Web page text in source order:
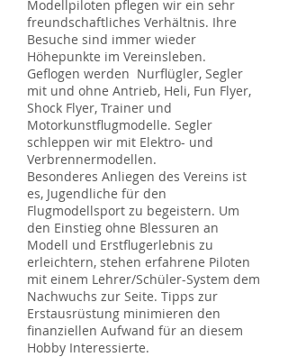
Modellpiloten pflegen wir ein sehr
freundschaftliches Verhältnis. Ihre
Besuche sind immer wieder
Höhepunkte im Vereinsleben.
Geflogen werden Nurflügler, Segler
mit und ohne Antrieb, Heli, Fun Flyer,
Shock Flyer, Trainer und
Motorkunstflugmodelle. Segler
schleppen wir mit Elektro- und
Verbrennermodellen.
Besonderes Anliegen des Vereins ist
es, Jugendliche für den
Flugmodellsport zu begeistern. Um
den Einstieg ohne Blessuren an
Modell und Erstflugerlebnis zu
erleichtern, stehen erfahrene Piloten
mit einem Lehrer/Schüler-System dem
Nachwuchs zur Seite. Tipps zur
Erstausrüstung minimieren den
finanziellen Aufwand für an diesem
Hobby Interessierte.